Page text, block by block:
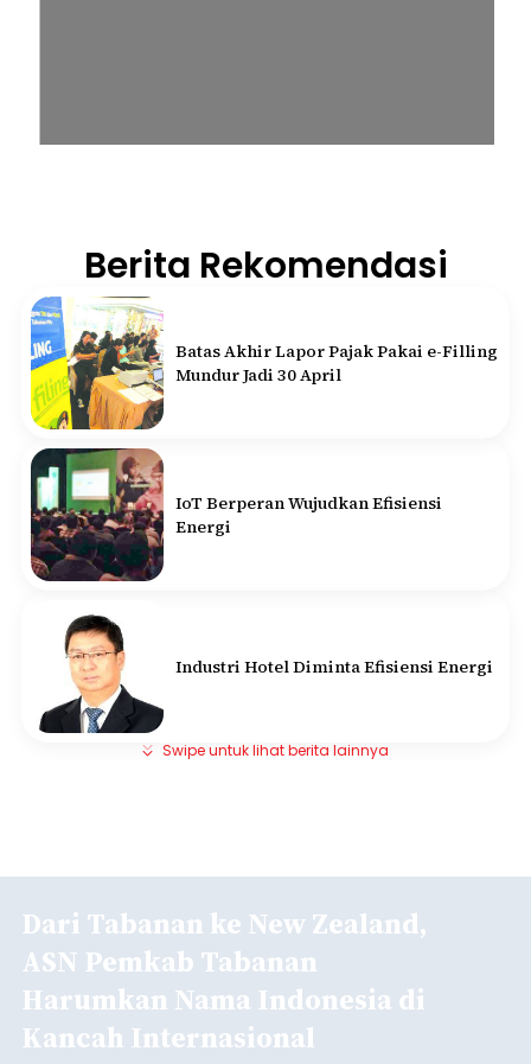
Berita Rekomendasi
Batas Akhir Lapor Pajak Pakai e-Filling
Mundur Jadi 30 April
IoT Berperan Wujudkan Efisiensi
Energi
Industri Hotel Diminta Efisiensi Energi
Swipe untuk lihat berita lainnya
Dari Tabanan ke New Zealand,
ASN Pemkab Tabanan
Harumkan Nama Indonesia di
Kancah Internasional